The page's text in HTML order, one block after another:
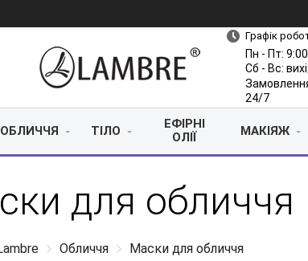
Графік
Пн - Пт:
Сб - Вс:
24/7
ОБЛИЧЧЯ ТІЛО
ЕФІРНІ
ОЛІЇ
МАКІЯЖ
для обличчя
Обличчя Маски для обличчя